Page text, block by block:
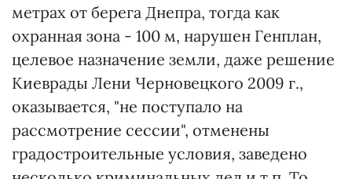
метрах от берега Днепра, тогда как
охранная зона - 100 м, нарушен Генплан,
целевое назначение земли, даже решение
Киеврады Лени Черновецкого 2009 г.,
оказывается, "не поступало на
рассмотрение сессии", отменены
градостроительные условия, заведено